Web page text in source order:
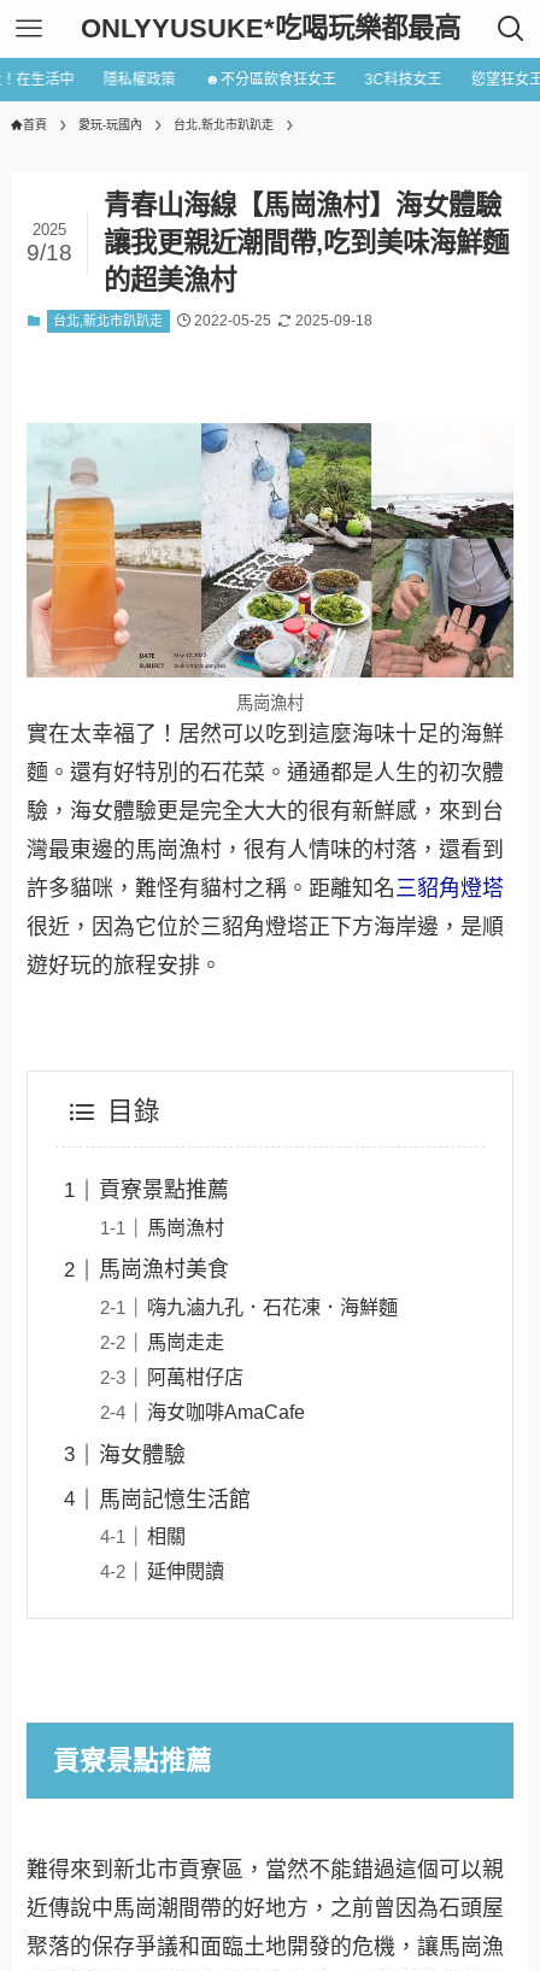
ONLYYUSUKE*吃喝玩樂都最高
在生活中 隱私權政策 ☻不分區飲食狂女王 3C科技女王 慾望狂女
首頁 愛玩-玩國內 台北,新北市趴趴走
青春山海線【馬崗漁村】海女體驗
讓我更親近潮間帶,吃到美味海鮮麵
的超美漁村
2025
9/18
台北,新北市趴趴走 2022-05-25 2025-09-18
馬崗漁村
實在太幸福了！居然可以吃到這麼海味十足的海鮮
麵。還有好特別的石花菜。通通都是人生的初次體
驗，海女體驗更是完全大大的很有新鮮感，來到台
灣最東邊的馬崗漁村，很有人情味的村落，還看到
許多貓咪，難怪有貓村之稱。距離知名 三貂角燈塔
很近，因為它位於三貂角燈塔正下方海岸邊，是順
遊好玩的旅程安排。
目錄
貢寮景點推薦
馬崗漁村
馬崗漁村美食
嗨九滷九孔．石花凍．海鮮麵
馬崗走走
阿萬柑仔店
海女咖啡AmaCafe
海女體驗
馬崗記憶生活館
相關
延伸閱讀
貢寮景點推薦
難得來到新北市貢寮區，當然不能錯過這個可以親
近傳說中馬崗潮間帶的好地方，之前曾因為石頭屋
聚落的保存爭議和面臨土地開發的危機，讓馬崗漁